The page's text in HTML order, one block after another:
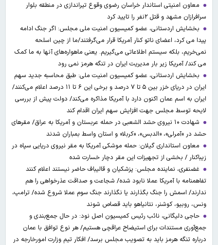
معاون امنیتی استاندار خراسان رضوی وقوع تیراندازی در منطقه بلوار
سرافرازان مشهد و قتل ۲نفر را تایید کرد
بخشایش اردستانی، عضو کمیسیون امنیت ملی مجلس: اگر جنگ ادامه
پیدا می کرد، اعضای ناتو کنار آمریکا قرار می‌گرفتند/ما از چین اسلحه
نمی‌خریم، بلکه سیستم اطلاعاتی می‌گیریم. یعنی ماهواره‌های آنها به ما کمک
می کند/ آمریکا زیر بار مدیریت ایران در تنگه هرمز نمی رود
بخشایش اردستانی، عضو کمیسیون امنیت ملی: طبق محاسبه جدید سهم
ایران در دریای خزر بین ۵ تا ۷ درصد و برخی این ۶ تا ۱۱ درصد اعلام می‌کنند/
ایران به اسم عمان اکنون دارد با آمریکا مذاکره می‌کند/ دولت پیش از بررسی
لایحه توسط مجلس جهت افزایش سهم ایران اقدام کند
شهادت ۱۰ نیروی حشد الشعبی در حمله عربستان و آمریکا به عراق/ مقرهای
حشد در »آمرلی»، «الدبس»، «کربلا« و استان واسط بمباران شدند
معاون استانداری گیلان: حمله موشکی آمریکا به مقر نیروی دریایی سپاه در
زیباکنار / بخشی از تجهیزات این مقر دچار خسارت شده
غضنفری، نماینده مجلس: پزشکیان و قالیباف حاضر نیستند اعلام کنند
تفاهمنامه با آمریکا عملا نابود شده/ شجاعت و صداقت عذرخواهی را هم
ندارند/ اسمش را جنگ بگذارند یا نگذارند جنگ سوم عملا شروع شده/ ترامپ،
ونس، روبیو، کوشنر، نتانیاهو باید قصاص شوند
حاجی دلیگانی، نائب رئیس کمیسیون اصل نود: در حال جمع‌بندی و
جمع‌آوری مستندات برای استیضاح عراقچی هستیم/ هر نوع توافق با عمان
درباره تنگه هرمز باید به تصویب مجلس برسد/ افکار تیم وزارت امورخارجه در